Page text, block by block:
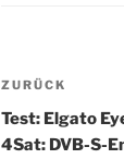
Vorheriger
Beitrag
ZURÜCK
Test: Elgato
4Sat: DVB-S-